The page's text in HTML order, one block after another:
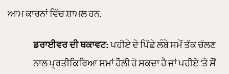
ਆਮ ਕਾਰਨਾਂ ਵਿੱਚ ਸ਼ਾਮਲ ਹਨ:
ਡਰਾਈਵਰ ਦੀ ਥਕਾਵਟ:ਪਹੀਏ ਦੇ ਪਿੱਛੇ ਲੰਬੇ ਸਮੇਂ ਤੱਕ ਚੱਲਣ
ਨਾਲ ਪ੍ਰਤੀਕਿਰਿਆ ਸਮਾਂ ਹੌਲੀ ਹੋ ਸਕਦਾ ਹੈ ਜਾਂ ਪਹੀਏ ‘ਤੇ ਸੌਂ